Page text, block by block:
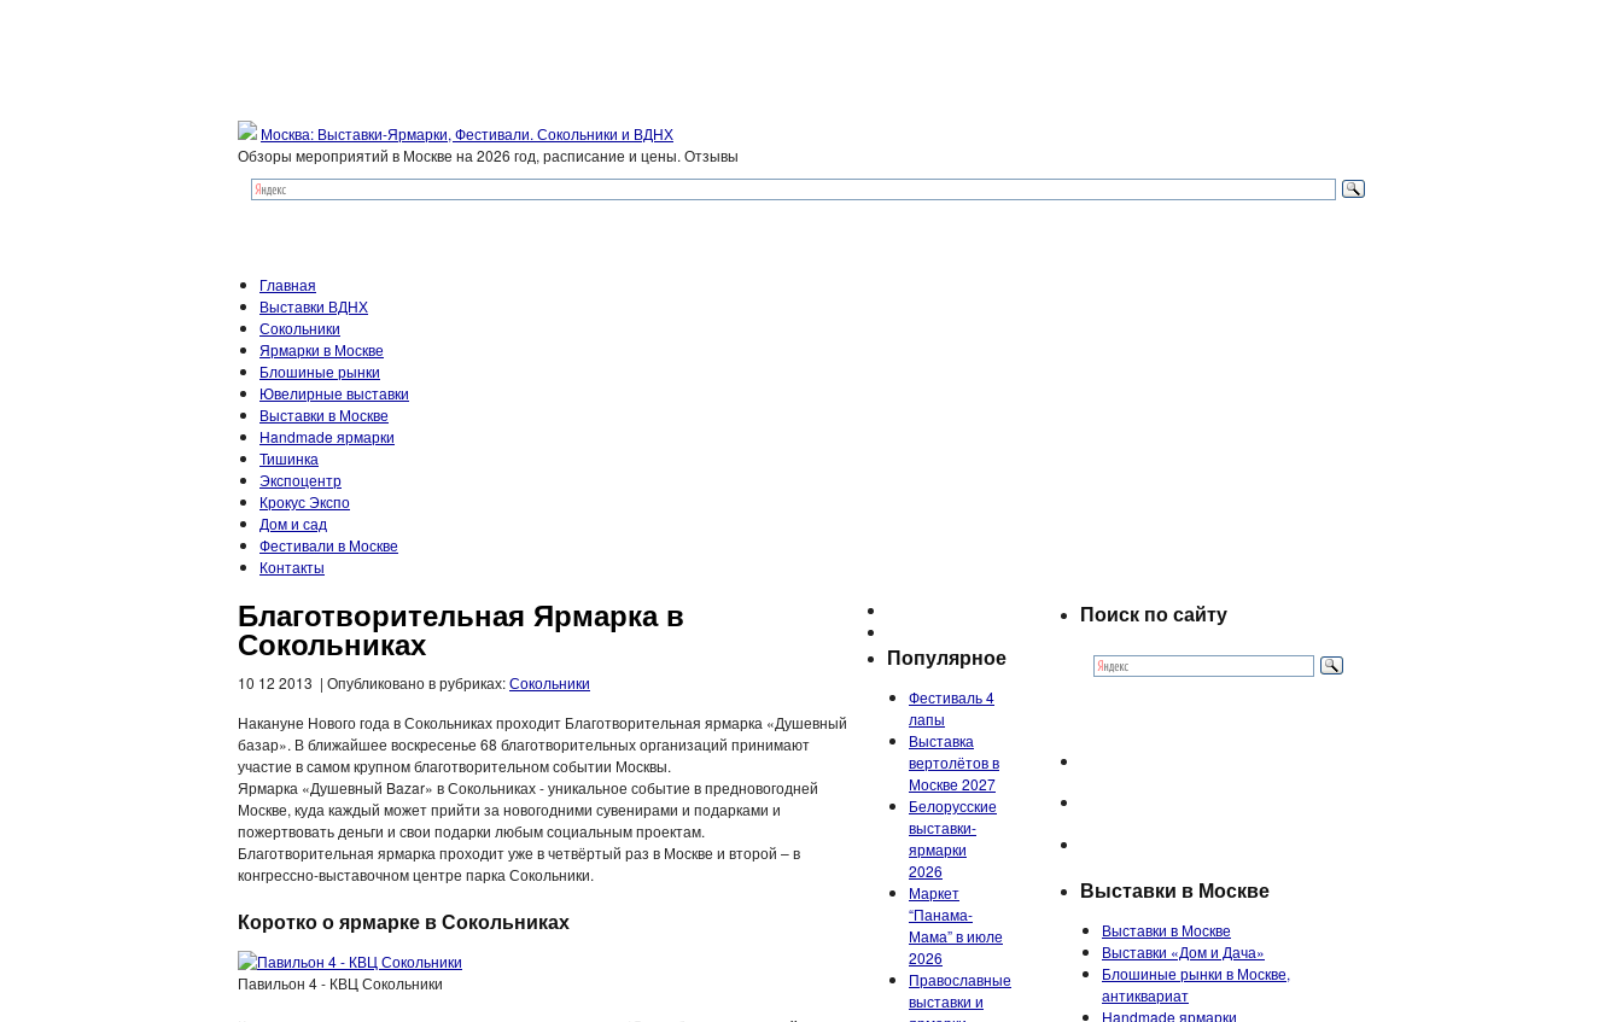
Москва: Выставки-Ярмарки, Фестивали. Сокольники и ВДНХ
Обзоры мероприятий в Москве на 2026 год, расписание и цены. Отзывы
Главная
Выставки ВДНХ
Сокольники
Ярмарки в Москве
Блошиные рынки
Ювелирные выставки
Выставки в Москве
Handmade ярмарки
Тишинка
Экспоцентр
Крокус Экспо
Дом и сад
Фестивали в Москве
Контакты
Благотворительная Ярмарка в
Сокольниках
10 12 2013 | Опубликовано в рубриках:Сокольники
Накануне Нового года в Сокольниках проходит Благотворительная ярмарка «Душевный
базар». В ближайшее воскресенье 68 благотворительных организаций принимают
участие в самом крупном благотворительном событии Москвы.
Ярмарка «Душевный Bazar» в Сокольниках - уникальное событие в предновогодней
Москве, куда каждый может прийти за новогодними сувенирами и подарками и
пожертвовать деньги и свои подарки любым социальным проектам.
Благотворительная ярмарка проходит уже в четвёртый раз в Москве и второй – в
конгрессно-выставочном центре парка Сокольники.
Коротко о ярмарке в Сокольниках
Павильон 4 - КВЦ Сокольники
Популярное
Фестиваль 4
лапы
Выставка
вертолётов в
Москве 2027
Белорусские
выставки-
ярмарки
2026
Маркет
“Панама-
Мама” в июле
2026
Православные
выставки и
Поиск по сайту
Выставки в Москве
Выставки в Москве
Выставки «Дом и Дача»
Блошиные рынки в Москве,
антиквариат
Handmade ярмарки